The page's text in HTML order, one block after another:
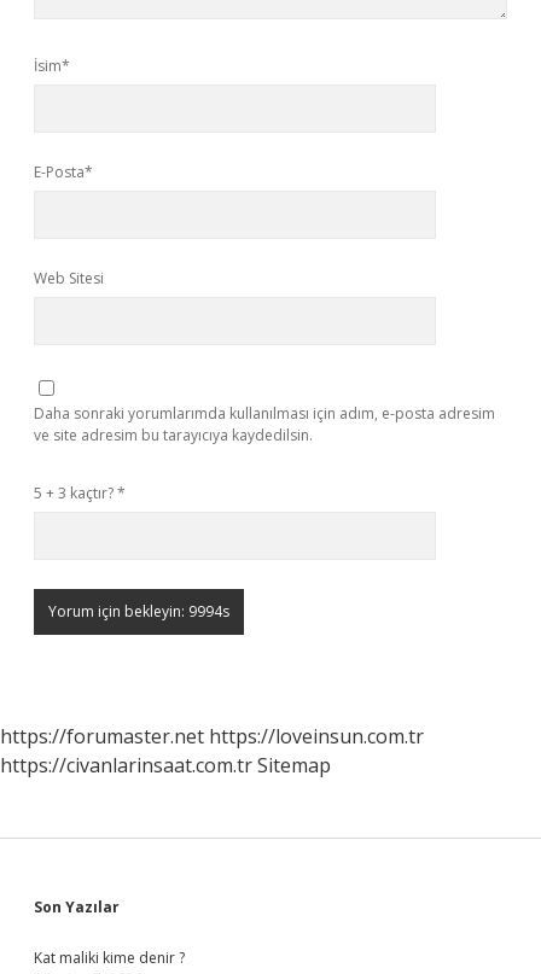
İsim*
E-Posta*
Web Sitesi
Daha sonraki yorumlarımda kullanılması için adım, e-posta adresim
ve site adresim bu tarayıcıya kaydedilsin.
5 + 3 kaçtır?*
https://forumaster.net https://loveinsun.com.tr
https://civanlarinsaat.com.trSitemap
Sidebar
Son Yazılar
Kat maliki kime denir ?